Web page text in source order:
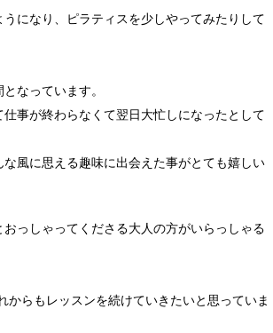
になり、ピラティスを少しやってみたりして
なっています。
事が終わらなくて翌日大忙しになったとして
風に思える趣味に出会えた事がとても嬉しい
っしゃってくださる大人の方がいらっしゃる
からもレッスンを続けていきたいと思っていま